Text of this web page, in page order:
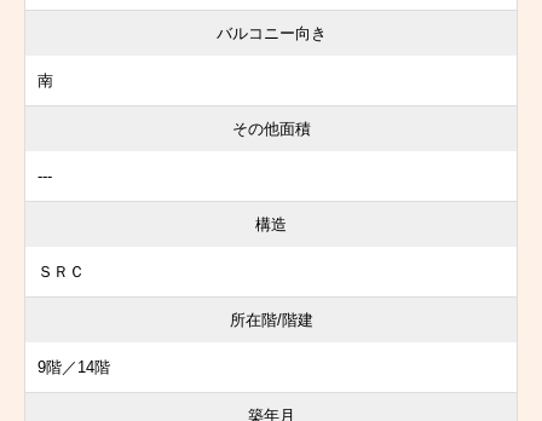
バルコニー向き
南
その他面積
---
構造
ＳＲＣ
所在階/階建
9階／14階
築年月